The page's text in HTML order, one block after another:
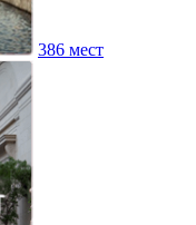
386 мест